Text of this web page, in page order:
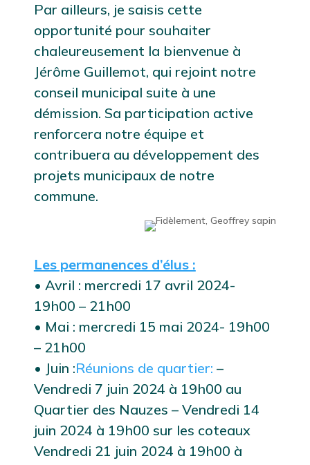
Par ailleurs, je saisis cette
opportunité pour souhaiter
chaleureusement la bienvenue à
Jérôme Guillemot, qui rejoint notre
conseil municipal suite à une
démission. Sa participation active
renforcera notre équipe et
contribuera au développement des
projets municipaux de notre
commune.
Les permanences d’élus :
• Avril : mercredi 17 avril 2024-
19h00 – 21h00
• Mai : mercredi 15 mai 2024- 19h00
– 21h00
• Juin :Réunions de quartier: –
Vendredi 7 juin 2024 à 19h00 au
Quartier des Nauzes – Vendredi 14
juin 2024 à 19h00 sur les coteaux
Vendredi 21 juin 2024 à 19h00 à